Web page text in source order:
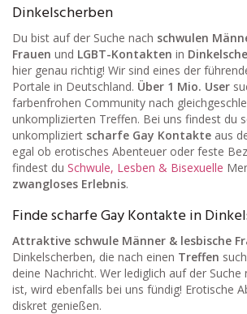
Dinkelscherben
Du bist auf der Suche nach schwulen
Frauen und LGBT-Kontakten in
hier genau richtig! Wir sind eines der
Portale in Deutschland. Über 1 Mio. User
farbenfrohen Community nach
unkomplizierten Treffen. Bei uns findest du
unkompliziert scharfe Gay Kontakte aus
egal ob erotisches Abenteuer oder feste
findest du Schwule, Lesben & Bisexuelle
zwangloses Erlebnis.
Finde scharfe Gay Kontakte in
Attraktive schwule Männer & lesbische
Dinkelscherben, die nach einen Treffen
deine Nachricht. Wer lediglich auf der Suche
ist, wird ebenfalls bei uns fündig! Erotische
diskret genießen.